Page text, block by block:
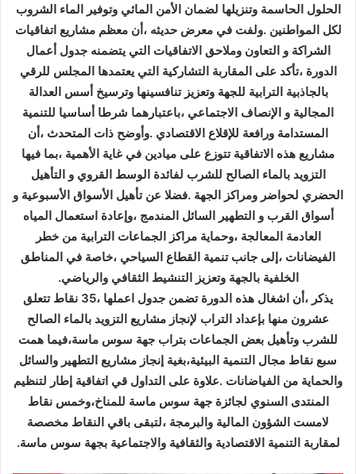
الحلول الحاسمة وتنزيلها لضمان الأمن المائي وتوفير الماء الشروب
لكل المواطنين .ولفت في معرض حديثه ،أن معظم مشاريع اتفاقيات
الشراكة و التعاون وملاحق الاتفاقيات التي يتضمنه جدول أعمال
الدورة ،تأكد على المقاربة التشاركية التي يعتمدها المجلس للرقي
بالجاذبية الترابية للجهة وتعزيز تنافسينها وترسيخ أسس العدالة
المجالية و الإنصاف الاجتماعي ،باعتبارهما شرطا أساسيا للتنمية
المستدامة ورافعة للإقلاع الاقتصادي .وأوضح ذات المتحدث ،أن
مشاريع هذه الاتفاقية تتوزع على ميادين في غاية الأهمية ،بما فيها
التزويد بالماء الصالح للشرب لفائدة الوسط القروي و التأهيل
الحضري لحواضر ومراكز الجهة .فضلا عن تأهيل الأسواق الأسبوعية و
أسواق القرب و التطهير السائل المندمج ،وإعادة استعمال المياه
العادمة المعالجة ،وحماية مراكز الجماعات الترابية من خطر
الفيضانات ،إلى جانب تنمية القطاع السياحي ،خاصة في المناطق
الخلفية بالجهة وتعزيز التنشيط الثقافي والرياضي.
يذكر ،أن اشغال هذه الدورة تضمن جدول اعملها ،35 نقاط تتعلق
عشرون منها بإعداد التراب لإنجاز مشاريع التزويد بالماء الصالح
للشرب وتأهيل بعض الجماعات بتراب جهة سوس ماسة،فيما همت
سبع نقاط مجال التنمية البيئية،بغية إنجاز مشاريع التطهير والسائل
والحماية من الفياضانات .علاوة على التداول قي اتفاقية إطار لتنظيم
المنتدى السنوي لجائزة جهة سوس ماسة للمناخ،وخمس نقاط
لامست الشؤون المالية والبرمجة ،لتبقى باقي النقاط مخصصة
لمقاربة التنمية الاقتصادية والثقافية والاجتماعية بجهة سوس ماسة.